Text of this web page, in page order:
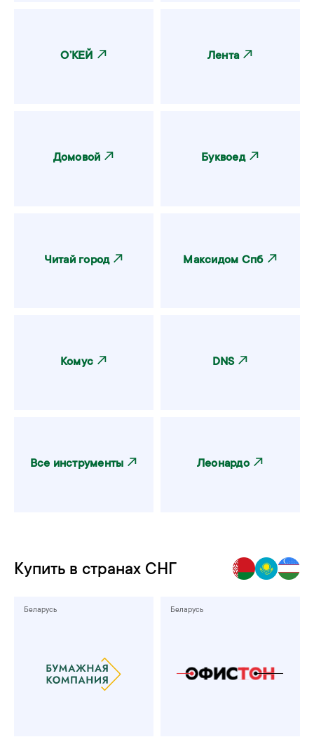
О’КЕЙ Лента
Домовой Буквоед
Читай город ‎Максидом Спб
Комус ‎DNS
‎Все инструменты ‎Леонардо
Купить в странах СНГ
Беларусь Беларусь